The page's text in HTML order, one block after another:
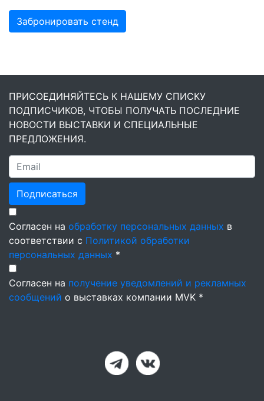
Забронировать стенд
ПРИСОЕДИНЯЙТЕСЬ К НАШЕМУ СПИСКУ
ПОДПИСЧИКОВ, ЧТОБЫ ПОЛУЧАТЬ ПОСЛЕДНИЕ
НОВОСТИ ВЫСТАВКИ И СПЕЦИАЛЬНЫЕ
ПРЕДЛОЖЕНИЯ.
Подписаться
Согласен на обработку персональных данных в
соответствии с Политикой обработки
персональных данных *
Согласен на получение уведомлений и рекламных
сообщений о выставках компании MVK *